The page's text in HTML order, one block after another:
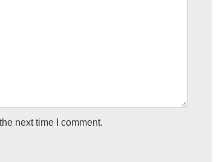
next time I comment.